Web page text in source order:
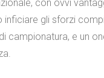
con ovvi
inficiare gli sforzi
campionatura, e un